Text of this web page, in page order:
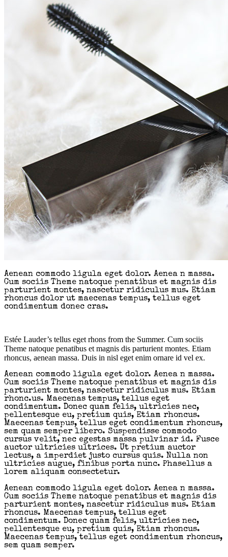
Aenean commodo ligula eget dolor. Aenea n massa.
Cum sociis Theme natoque penatibus et magnis dis
parturient montes, nascetur ridiculus mus. Etiam
rhoncus dolor ut maecenas tempus, tellus eget
condimentum donec cras.
Estée Lauder’s tellus eget rhons from the Summer. Cum sociis
Theme natoque penatibus et magnis dis parturient montes. Etiam
rhoncus, aenean massa. Duis in nisl eget enim ornare id vel ex.
Aenean commodo ligula eget dolor. Aenea n massa.
Cum sociis Theme natoque penatibus et magnis dis
parturient montes, nascetur ridiculus mus. Etiam
rhonc.us. Maecenas tempus, tellus eget
condimentum. Donec quam felis, ultricies nec,
pellentesque eu, pretium quis, Etiam rhoncus.
Maecenas tempus, tellus eget condimentum rhoncus,
sem quam semper libero. Suspendisse commodo
cursus velit, nec egestas massa pulvinar id. Fusce
auctor ultricies ultrices. Ut pretium auctor
lectus, a imperdiet justo cursus quis. Nulla non
ultricies augue, finibus porta nunc. Phasellus a
lorem aliquam consectetur.
Aenean commodo ligula eget dolor. Aenea n massa.
Cum sociis Theme natoque penatibus et magnis dis
parturient montes, nascetur ridiculus mus. Etiam
rhoncus. Maecenas tempus, tellus eget
condimentum. Donec quam felis, ultricies nec,
pellentesque eu, pretium quis, Etiam rhoncus.
Maecenas tempus, tellus eget condimentum rhoncus,
sem quam semper.